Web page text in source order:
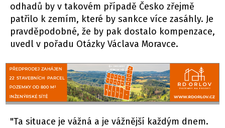
odhadů by v takovém případě Česko zřejmě
patřilo k zemím, které by sankce více zasáhly. Je
pravděpodobné, že by pak dostalo kompenzace,
uvedl v pořadu Otázky Václava Moravce.
"Ta situace je vážná a je vážnější každým dnem.